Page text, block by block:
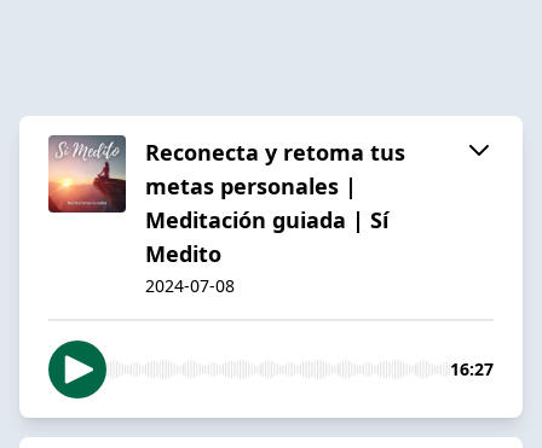
Reconecta y retoma tus
metas personales |
Meditación guiada | Sí
Medito
2024-07-08
16:27